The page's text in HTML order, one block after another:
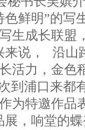
鲜明”的写
生成长联盟
来说， 沿山
活力，金色
到浦口来都
为特邀作品
展，响堂的